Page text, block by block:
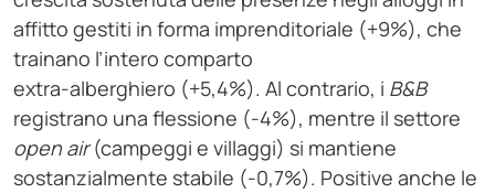
affitto gestiti in forma imprenditoriale (+9%), che
trainano l’intero comparto
extra-alberghiero (+5,4%). Al contrario, i B&B
registrano una flessione (-4%), mentre il settore
open air(campeggi e villaggi) si mantiene
sostanzialmente stabile (-0,7%). Positive anche le